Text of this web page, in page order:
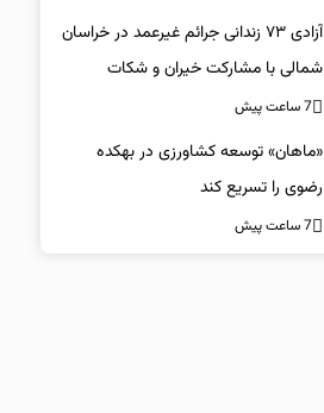
آزادی ۷۳ زندانی جرائم غیرعمد در خراسان
شمالی با مشارکت خیران و شکات
7 ساعت پیش
«ماهان» توسعه کشاورزی در بهکده
رضوی را تسریع کند
7 ساعت پیش